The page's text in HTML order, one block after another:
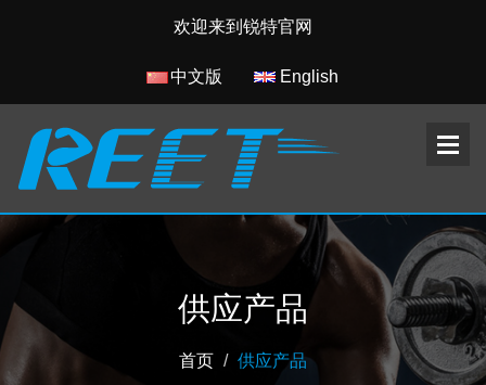
欢迎来到锐特官网
中文版 English
供应产品
首页 供应产品